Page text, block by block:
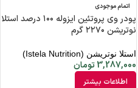
اتمام موجودی
پودر وی پروتئین ایزوله ۱۰۰ درصد استلا
نوتریشن ۲۲۷۰ گرم
استلا نوتریشن (Istela Nutrition)
3,287,000 تومان
اطلاعات بیشتر